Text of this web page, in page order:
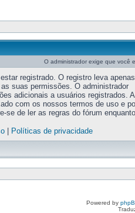
O administrador exige que você
registrado. O registro leva apenas
suas permissões. O administrador
adicionais a usuários registrados.
com os nossos termos de uso e
se de ler as regras do fórum enquanto
| Políticas de privacidade
Powered by